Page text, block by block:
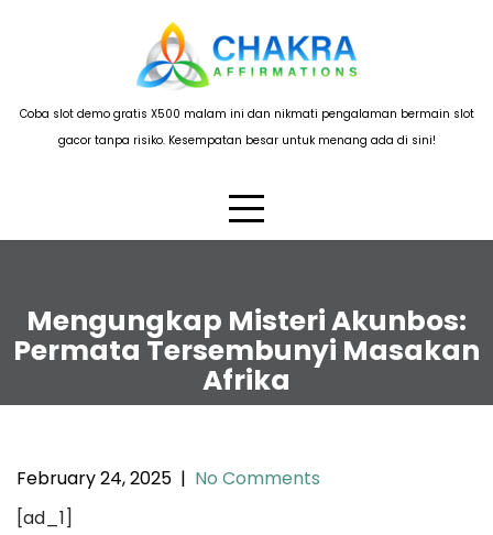
Coba slot demo gratis X500 malam ini dan nikmati pengalaman bermain slot
gacor tanpa risiko. Kesempatan besar untuk menang ada di sini!
Mengungkap Misteri Akunbos:
Permata Tersembunyi Masakan
Afrika
February 24, 2025 | No Comments
[ad_1]